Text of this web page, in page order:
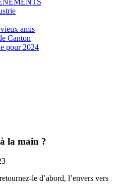
amis
Canton
pour 2024
la main ?
le d’abord, l’envers vers